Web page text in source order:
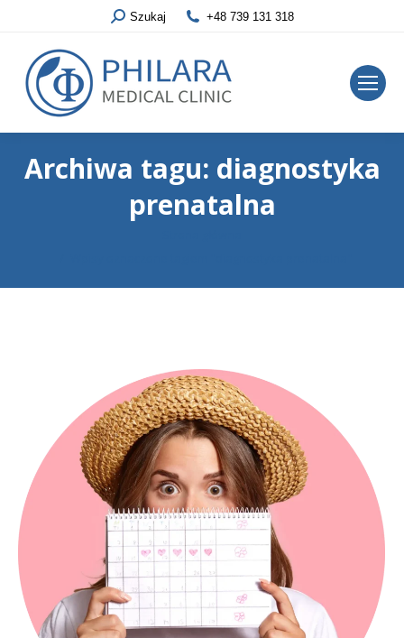
Szukaj +48 739 131 318
Archiwa tagu: diagnostyka
prenatalna